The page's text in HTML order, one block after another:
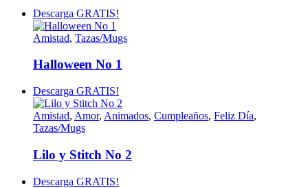
Descarga GRATIS!
Amistad, Tazas/Mugs
Halloween No 1
Descarga GRATIS!
Amistad, Amor, Animados, Cumpleaños, Feliz Día,
Tazas/Mugs
Lilo y Stitch No 2
Descarga GRATIS!